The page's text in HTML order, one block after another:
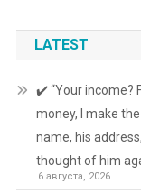
LATEST
✔️ “Your income?
money, I make
name, his
thought of him
6 августа, 2026